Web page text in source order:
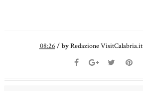
08:26 /byRedazione VisitCalabria.it